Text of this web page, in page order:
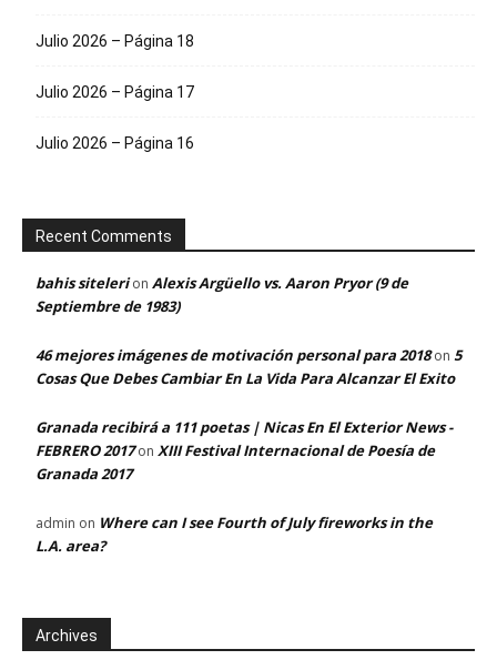
Julio 2026 – Página 18
Julio 2026 – Página 17
Julio 2026 – Página 16
Recent Comments
bahis sitelerion Alexis Argüello vs. Aaron Pryor (9 de
Septiembre de 1983)
46 mejores imágenes de motivación personal para 2018on 5
Cosas Que Debes Cambiar En La Vida Para Alcanzar El Exito
Granada recibirá a 111 poetas | Nicas En El Exterior News -
FEBRERO 2017on XIII Festival Internacional de Poesía de
Granada 2017
admin on Where can I see Fourth of July fireworks in the
L.A. area?
Archives